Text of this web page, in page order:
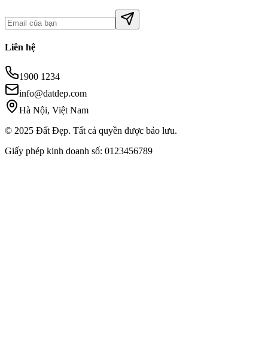
Liên hệ
1900 1234
info@datdep.com
Hà Nội, Việt Nam
© 2025 Đất Đẹp. Tất cả quyền được bảo lưu.
Giấy phép kinh doanh số: 0123456789